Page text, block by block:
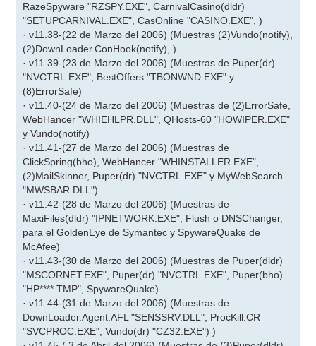
RazeSpyware "RZSPY.EXE", CarnivalCasino(dldr)
"SETUPCARNIVAL.EXE", CasOnline "CASINO.EXE", )
· v11.38-(22 de Marzo del 2006) (Muestras (2)Vundo(notify),
(2)DownLoader.ConHook(notify), )
· v11.39-(23 de Marzo del 2006) (Muestras de Puper(dr)
"NVCTRL.EXE", BestOffers "TBONWND.EXE" y
(8)ErrorSafe)
· v11.40-(24 de Marzo del 2006) (Muestras de (2)ErrorSafe,
WebHancer "WHIEHLPR.DLL", QHosts-60 "HOWIPER.EXE"
y Vundo(notify)
· v11.41-(27 de Marzo del 2006) (Muestras de
ClickSpring(bho), WebHancer "WHINSTALLER.EXE",
(2)MailSkinner, Puper(dr) "NVCTRL.EXE" y MyWebSearch
"MWSBAR.DLL")
· v11.42-(28 de Marzo del 2006) (Muestras de
MaxiFiles(dldr) "IPNETWORK.EXE", Flush o DNSChanger,
para el GoldenEye de Symantec y SpywareQuake de
McAfee)
· v11.43-(30 de Marzo del 2006) (Muestras de Puper(dldr)
"MSCORNET.EXE", Puper(dr) "NVCTRL.EXE", Puper(bho)
"HP****.TMP", SpywareQuake)
· v11.44-(31 de Marzo del 2006) (Muestras de
DownLoader.Agent.AFL "SENSSRV.DLL", ProcKill.CR
"SVCPROC.EXE", Vundo(dr) "CZ32.EXE") )